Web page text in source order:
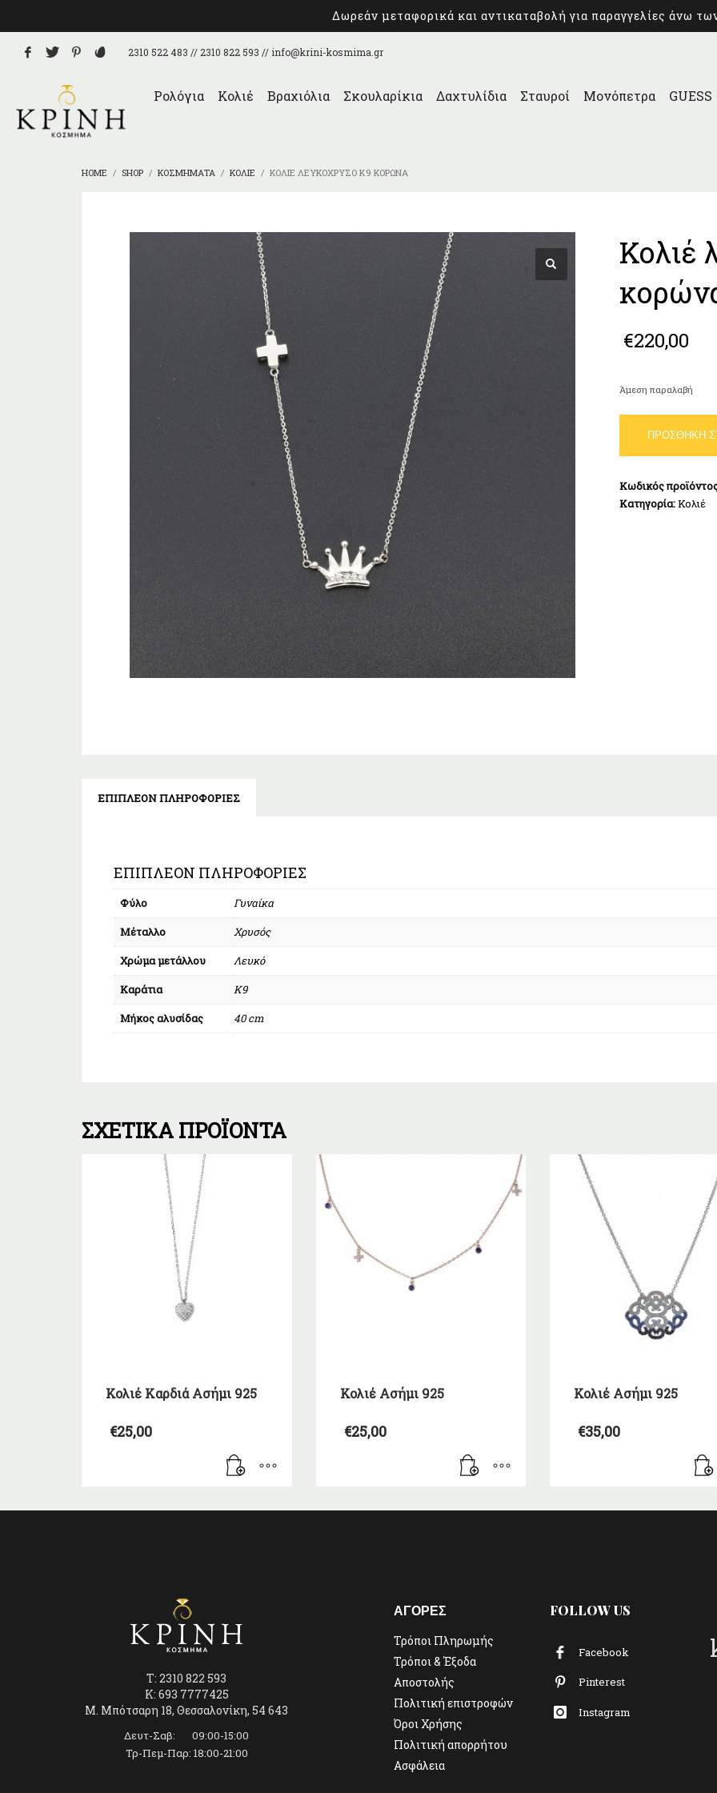
Δωρεάν μεταφορικά και αντικαταβολή για παραγγελίες άνω
2310 522 483 // 2310 822 593 // info@krini-kosmima.gr
Ρολόγια Κολιέ Βραχιόλια Σκουλαρίκια Δαχτυλίδια Σταυροί Μονόπετρα GUESS
HOME SHOP ΚΟΣΜΉΜΑΤΑ ΚΟΛΙΈ ΚΟΛΙΈ ΛΕΥΚΌΧΡΥΣΟ Κ9 ΚΟΡΏΝΑ
Κολιέ
€220,00
Άμεση παραλαβή
λευκόχρυσο
Κ9
ποσότητα
ΠΡΟΣΘΉΚΗ
Κωδικός
Κατηγορία:Κολιέ
ΕΠΙΠΛΈΟΝ ΠΛΗΡΟΦΟΡΊΕΣ
ΕΠΙΠΛΈΟΝ ΠΛΗΡΟΦΟΡΊΕΣ
Φύλο
Γυναίκα
Μέταλλο
Χρυσός
Χρώμα μετάλλου
Λευκό
Καράτια
Κ9
Μήκος αλυσίδας
40 cm
ΣΧΕΤΙΚΆ ΠΡΟΪΌΝΤΑ
Κολιέ Καρδιά Ασήμι 925
€25,00
Κολιέ Ασήμι 925
€25,00
Κολιέ Ασήμι 925
€35,00
T: 2310 822 593
K: 693 7777425
Μ. Μπότσαρη 18, Θεσσαλονίκη, 54 643
Δευτ-Σαβ: 09:00-15:00
Τρ-Πεμ-Παρ: 18:00-21:00
ΑΓΟΡΕΣ
Τρόποι Πληρωμής
Τρόποι & Έξοδα
Αποστολής
Πολιτική επιστροφών
Όροι Χρήσης
Πολιτική απορρήτου
Ασφάλεια
FOLLOW US
Facebook
Pinterest
Instagram